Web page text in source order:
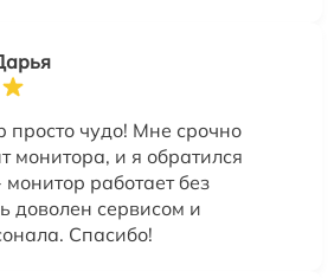
просто чудо! Мне срочно
монитора, и я обратился
работает без
доволен сервисом и
Спасибо!